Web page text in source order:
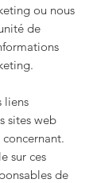
ou nous
de
liens
sites web
sur ces
de